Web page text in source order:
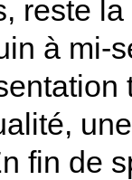
reste
à mi-
fin de